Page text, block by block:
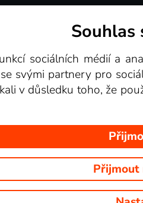
Na tomto webu jsou zobrazovány
Souhlas
sociálních médií a
svými partnery pro
v důsledku toho, že
Přijmout